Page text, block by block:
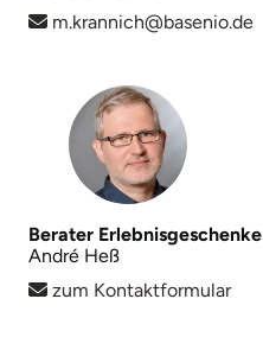
m.krannich@basenio.de
Berater Erlebnisgeschenke
André Heß
zum Kontaktformular